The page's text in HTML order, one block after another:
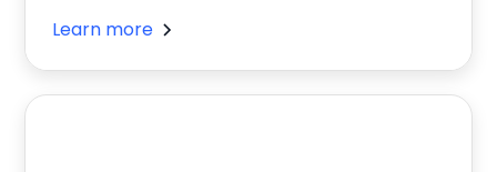
Learn more